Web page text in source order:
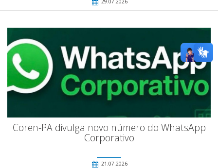
29.07.2026
Coren-PA divulga novo número do WhatsApp
Corporativo
21.07.2026